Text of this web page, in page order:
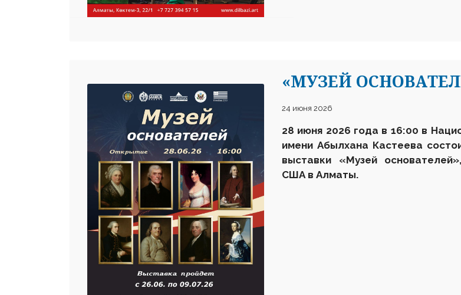
«МУЗЕЙ
24 июня 2026
28 июня 2026 года в 16:00 в
имени Абылхана Кастеева
выставки «Музей основателей»
США в Алматы.